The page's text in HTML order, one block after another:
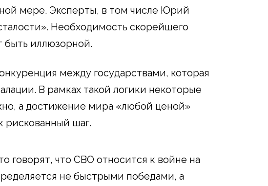
мере. Эксперты, в том числе Юрий
Необходимость скорейшего
иллюзорной.
между государствами, которая
В рамках такой логики некоторые
а достижение мира «любой ценой»
рискованный шаг.
говорят, что СВО относится к войне на
не быстрыми победами, а